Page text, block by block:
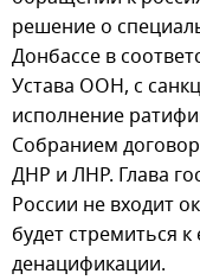
решение о
Донбассе в
Устава ООН, с
исполнение
Собранием
ДНР и ЛНР. Глава
России не входит
будет стремиться
денацификации.